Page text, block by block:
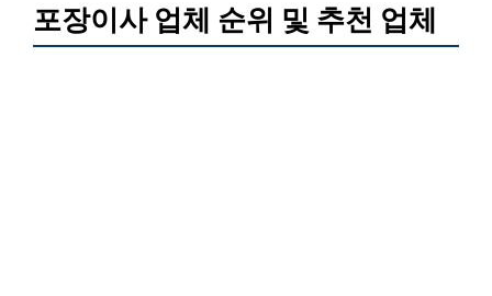
포장이사 업체 순위 및 추천 업체